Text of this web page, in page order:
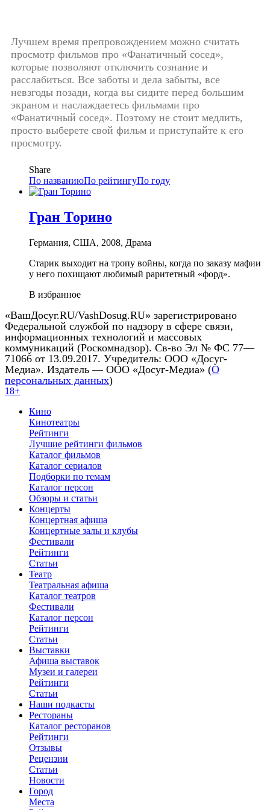
Лучшем время препровождением можно считать
просмотр фильмов про «Фанатичный сосед»,
которые позволяют отключить сознание и
расслабиться. Все заботы и дела забыты, все
невзгоды позади, когда вы сидите перед большим
экраном и наслаждаетесь фильмами про
«Фанатичный сосед». Поэтому не стоит медлить,
просто выберете свой фильм и приступайте к его
просмотру.
Share
По названиюПо рейтингуПо году
Гран Торино
Германия, США, 2008, Драма
Старик выходит на тропу войны, когда по заказу мафии
у него похищают любимый раритетный «форд».
В избранное
«ВашДосуг.RU/VashDosug.RU» зарегистрировано
Федеральной службой по надзору в сфере связи,
информационных технологий и массовых
коммуникаций (Роскомнадзор). Св-во Эл № ФС 77—
71066 от 13.09.2017. Учредитель: ООО «Досуг-
Медиа». Издатель — ООО «Досуг-Медиа» (О
персональных данных)
18+
Кино
Кинотеатры
Рейтинги
Лучшие рейтинги фильмов
Каталог фильмов
Каталог сериалов
Подборки по темам
Каталог персон
Обзоры и статьи
Концерты
Концертная афиша
Концертные залы и клубы
Фестивали
Рейтинги
Статьи
Театр
Театральная афиша
Каталог театров
Фестивали
Каталог персон
Рейтинги
Статьи
Выставки
Афиша выставок
Музеи и галереи
Рейтинги
Статьи
Наши подкасты
Рестораны
Каталог ресторанов
Рейтинги
Отзывы
Рецензии
Статьи
Новости
Город
Места